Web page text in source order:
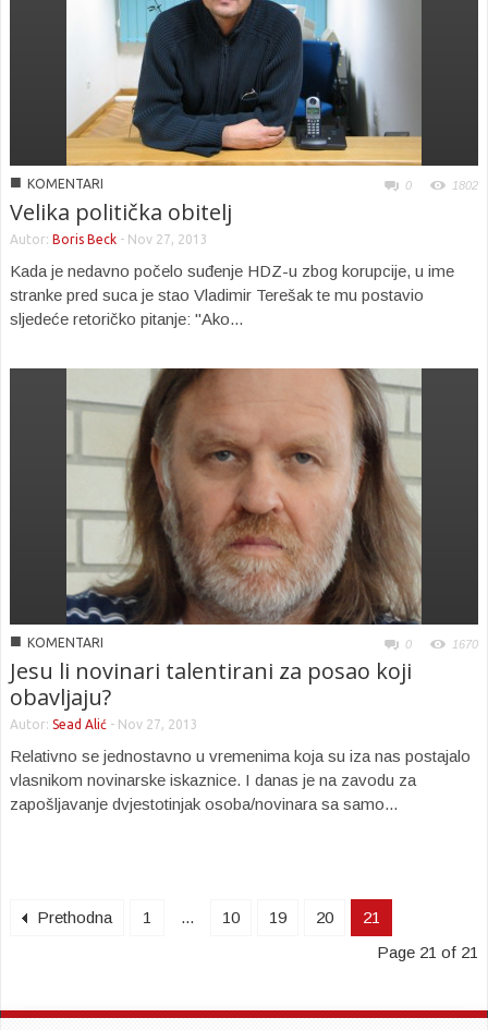
■ KOMENTARI 0 1802
Velika politička obitelj
Autor: Boris Beck - Nov 27, 2013
Kada je nedavno počelo suđenje HDZ-u zbog korupcije, u ime
stranke pred suca je stao Vladimir Terešak te mu postavio
sljedeće retoričko pitanje: "Ako...
■ KOMENTARI 0 1670
Jesu li novinari talentirani za posao koji
obavljaju?
Autor: Sead Alić - Nov 27, 2013
Relativno se jednostavno u vremenima koja su iza nas postajalo
vlasnikom novinarske iskaznice. I danas je na zavodu za
zapošljavanje dvjestotinjak osoba/novinara sa samo...
Prethodna 1 ... 10 19 20
21
Page 21 of 21